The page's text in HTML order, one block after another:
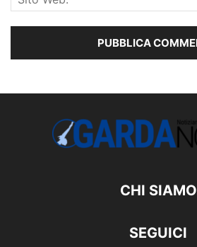
CHI SIAMO
SEGUICI